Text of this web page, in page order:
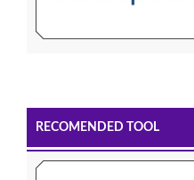
RECOMENDED TOOL